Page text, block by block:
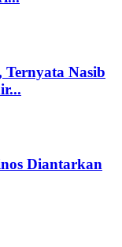
Nasib
Diantarkan